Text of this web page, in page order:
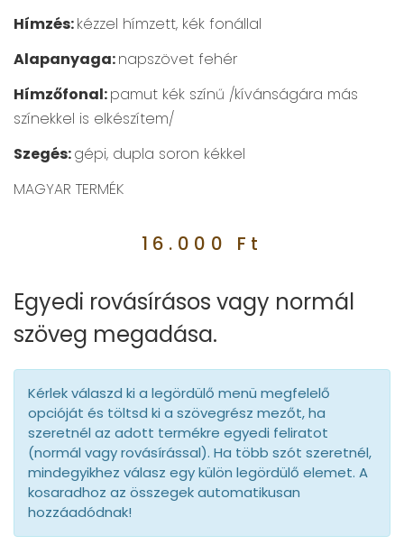
Hímzés:kézzel hímzett, kék fonállal
Alapanyaga:napszövet fehér
Hímzőfonal:pamut kék színű /kívánságára más
színekkel is elkészítem/
Szegés:gépi, dupla soron kékkel
MAGYAR TERMÉK
16.000 Ft
Egyedi rovásírásos vagy normál
szöveg megadása.
Kérlek válaszd ki a legördülő menü megfelelő
opcióját és töltsd ki a szövegrész mezőt, ha
szeretnél az adott termékre egyedi feliratot
(normál vagy rovásírással). Ha több szót szeretnél,
mindegyikhez válasz egy külön legördülő elemet. A
kosaradhoz az összegek automatikusan
hozzáadódnak!